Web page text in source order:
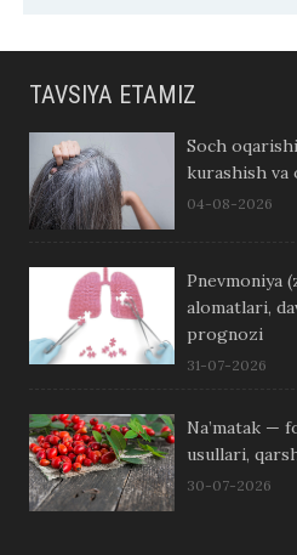
TAVSIYA ETAMIZ
Soch
kurashish
04-08-2026
Pnevmoniya
alomatlari,
prognozi
31-07-2026
Na’matak —
usullari,
30-07-2026